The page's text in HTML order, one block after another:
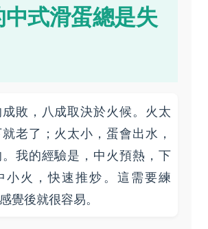
式滑蛋總是失
敗，八成取決於火候。火太
老了；火太小，蛋會出水，
我的經驗是，中火預熱，下
小火，快速推炒。這需要練
覺後就很容易。